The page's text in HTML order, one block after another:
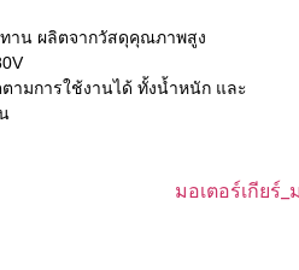
าน ผลิตจากวัสดุคุณภาพสูง
ามการใช้งานได้ ทั้งน้ำหนัก และ